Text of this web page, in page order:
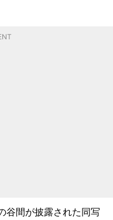
谷間が披露された同写